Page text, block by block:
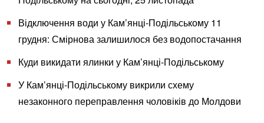
Відключення води у Кам’янці-Подільському 11
грудня: Смірнова залишилося без водопостачання
Куди викидати ялинки у Кам’янці-Подільському
У Кам’янці-Подільському викрили схему
незаконного переправлення чоловіків до Молдови